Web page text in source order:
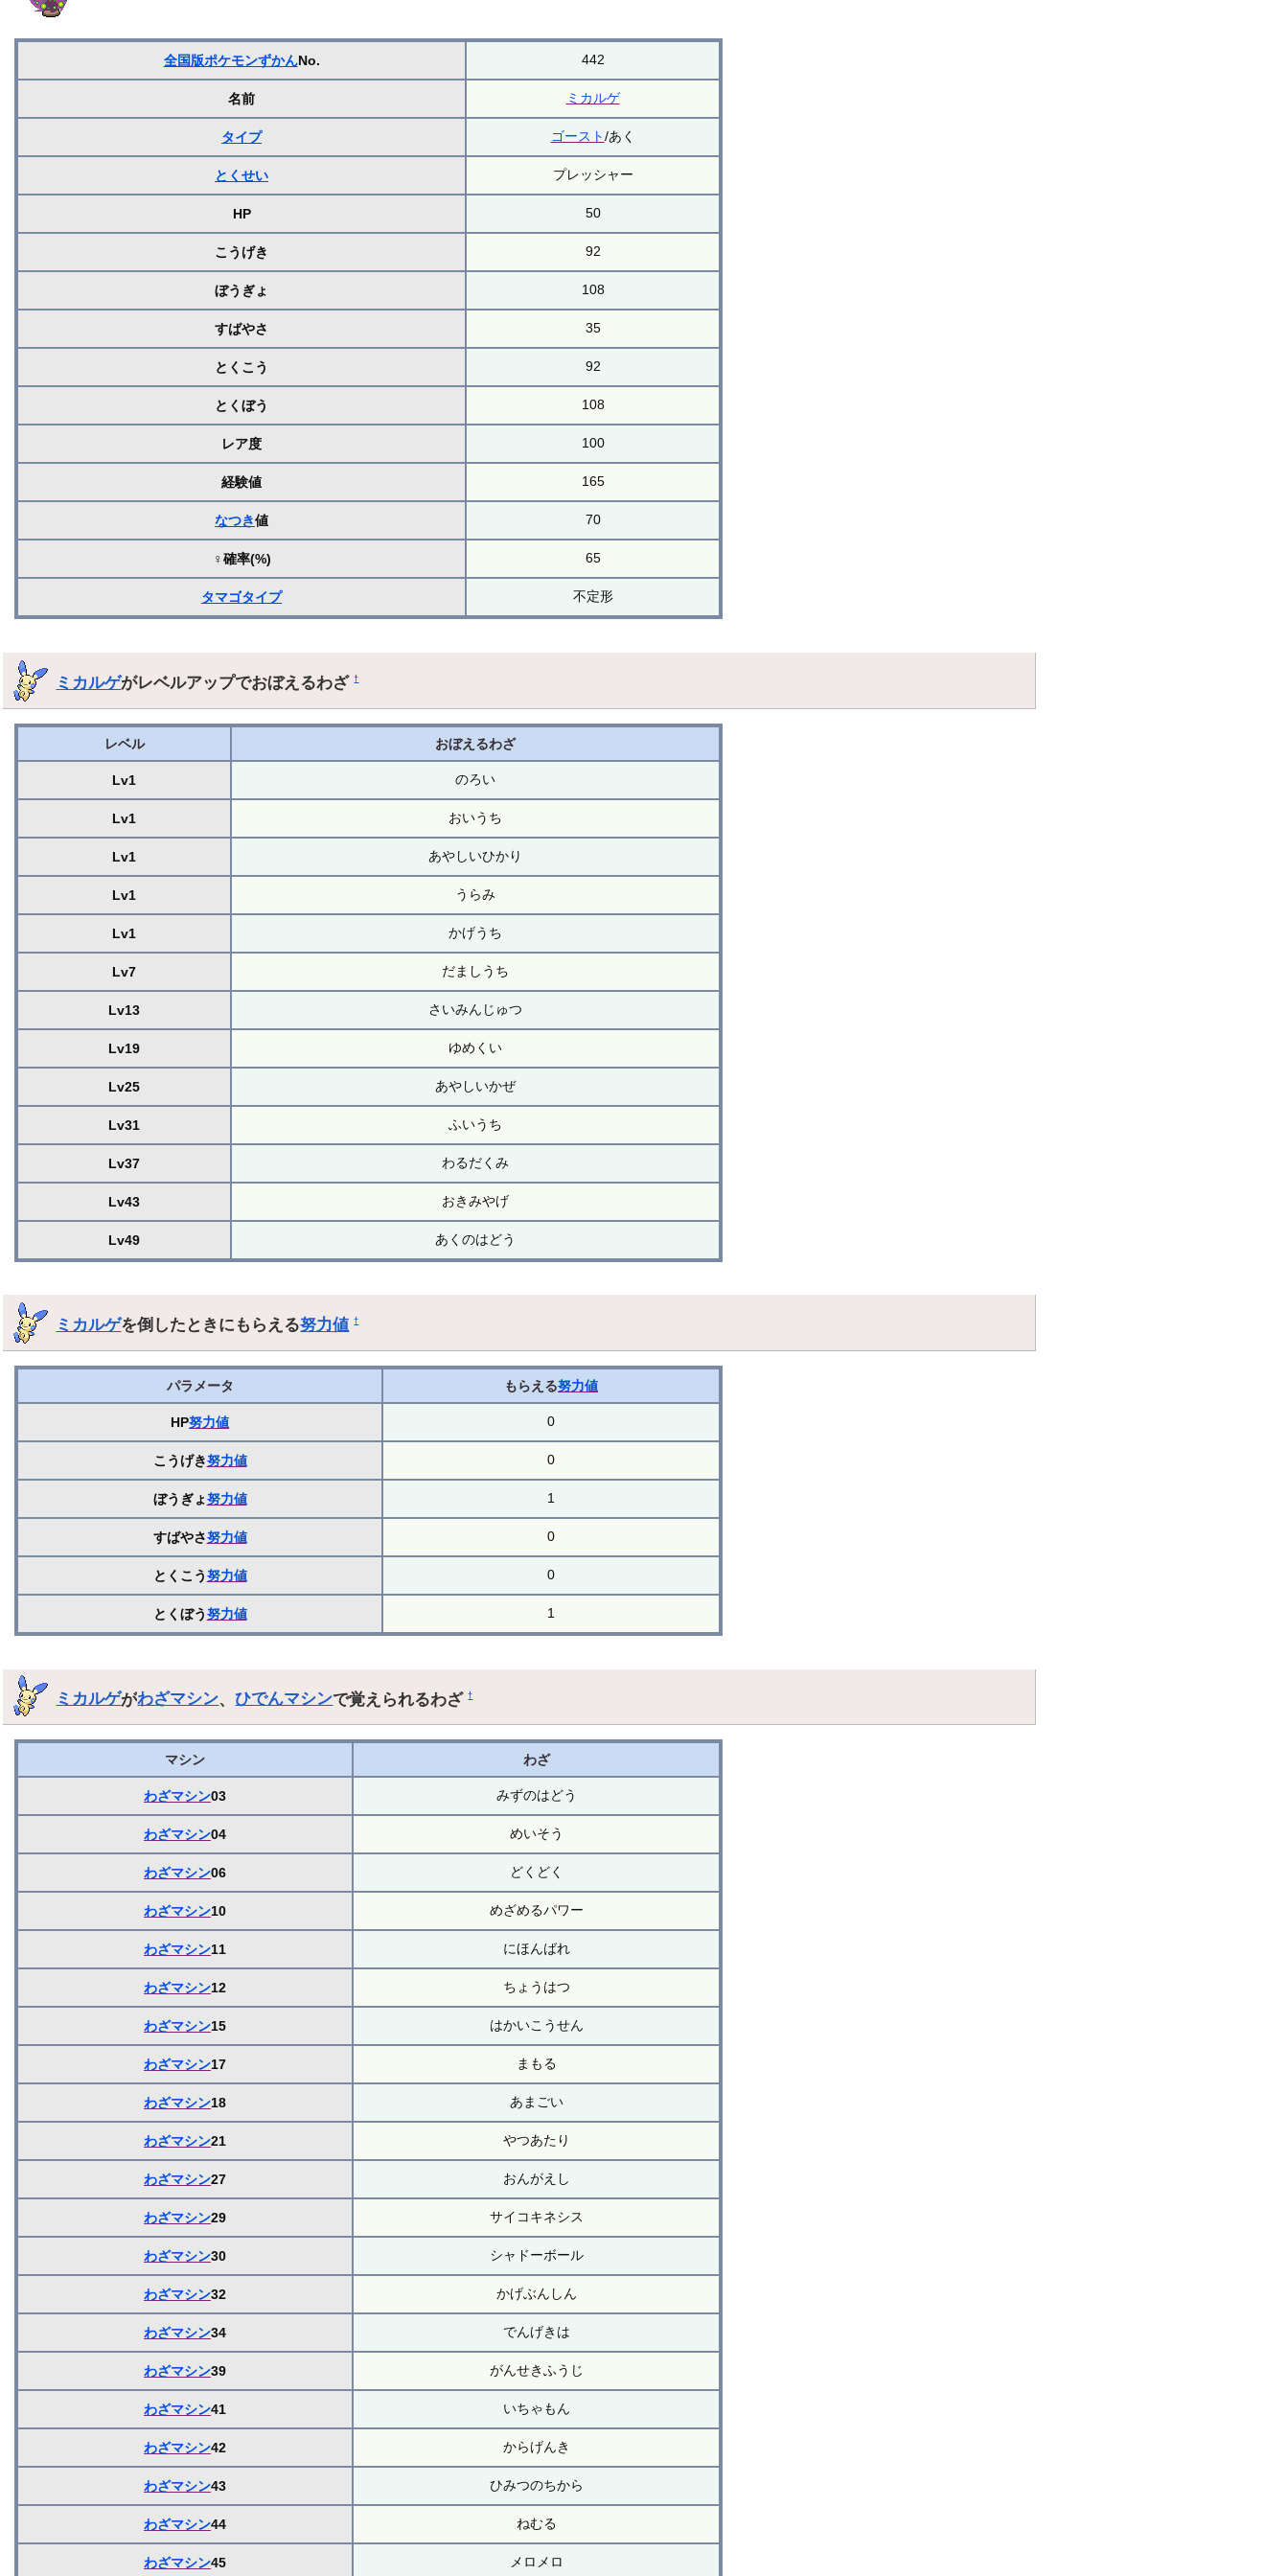
全国版ポケモンずかんNo. 442
名前 ミカルゲ
タイプ ゴースト/あく
とくせい プレッシャー
HP 50
こうげき 92
ぼうぎょ 108
すばやさ 35
とくこう 92
とくぼう 108
レア度 100
経験値 165
なつき値 70
♀確率(%) 65
タマゴタイプ 不定形
ミカルゲがレベルアップでおぼえるわざ†
レベル おぼえるわざ
Lv1 のろい
Lv1 おいうち
Lv1 あやしいひかり
Lv1 うらみ
Lv1 かげうち
Lv7 だましうち
Lv13 さいみんじゅつ
Lv19 ゆめくい
Lv25 あやしいかぜ
Lv31 ふいうち
Lv37 わるだくみ
Lv43 おきみやげ
Lv49 あくのはどう
ミカルゲを倒したときにもらえる努力値 †
パラメータ もらえる努力値
HP努力値 0
こうげき努力値 0
ぼうぎょ努力値 1
すばやさ努力値 0
とくこう努力値 0
とくぼう努力値 1
ミカルゲがわざマシン、ひでんマシンで覚えられるわざ†
マシン わざ
わざマシン03 みずのはどう
わざマシン04 めいそう
わざマシン06 どくどく
わざマシン10 めざめるパワー
わざマシン11 にほんばれ
わざマシン12 ちょうはつ
わざマシン15 はかいこうせん
わざマシン17 まもる
わざマシン18 あまごい
わざマシン21 やつあたり
わざマシン27 おんがえし
わざマシン29 サイコキネシス
わざマシン30 シャドーボール
わざマシン32 かげぶんしん
わざマシン34 でんげきは
わざマシン39 がんせきふうじ
わざマシン41 いちゃもん
わざマシン42 からげんき
わざマシン43 ひみつのちから
わざマシン44 ねむる
わざマシン45 メロメロ